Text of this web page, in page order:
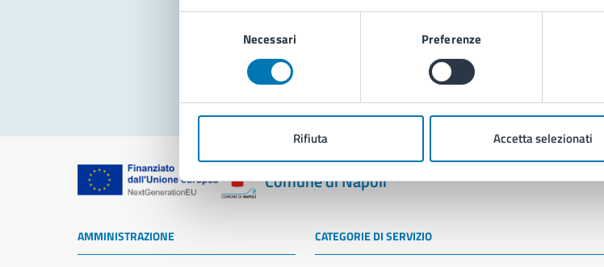
Necessari Preferenze
Rifiuta Accetta selezionati
Problemi in città
Segnala disservizio
Comune di Napoli
AMMINISTRAZIONE CATEGORIE DI SERVIZIO